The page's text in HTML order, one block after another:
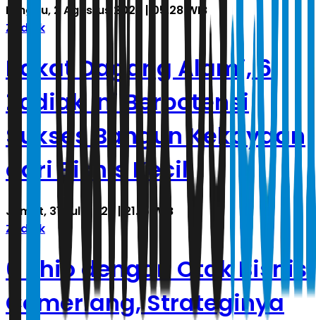
Minggu, 2 Agustus 2026 | 05.28 WIB
Zodiak
Bakat Dagang Alami, 6
Zodiak Ini Berpotensi
Sukses Bangun Kekayaan
dari Bisnis Kecil
Jumat, 31 Juli 2026 | 21.15 WIB
Zodiak
6 Shio dengan Otak Bisnis
Cemerlang, Strateginya